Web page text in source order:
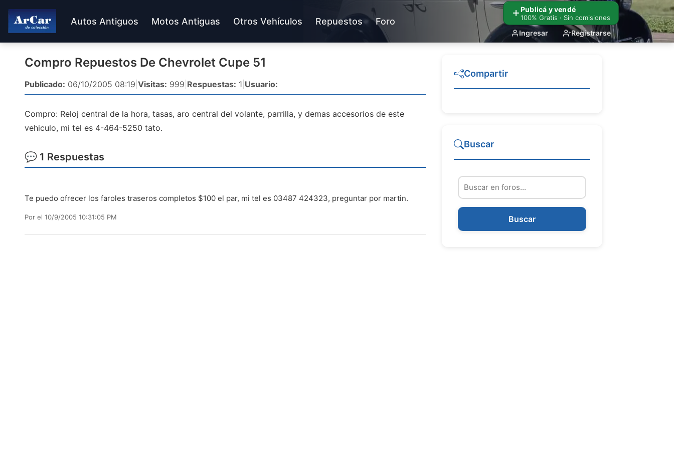
Publicá y vendé
100% Gratis · Sin comisiones
Ingresar Registrarse
Autos Antiguos Motos Antiguas Otros Vehículos Repuestos Foro
Compro Repuestos De Chevrolet Cupe 51
Publicado: 06/10/2005 08:19 Visitas: 999 Respuestas: 1 Usuario:
Compro: Reloj central de la hora, tasas, aro central del volante, parrilla, y demas accesorios de este
vehiculo, mi tel es 4-464-5250 tato.
💬 1 Respuestas
Te puedo ofrecer los faroles traseros completos $100 el par, mi tel es 03487 424323, preguntar por martin.
Por el 10/9/2005 10:31:05 PM
Compartir
Buscar
Buscar